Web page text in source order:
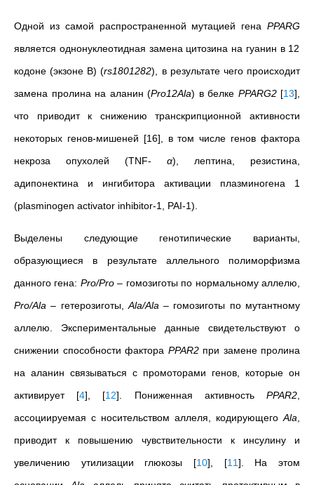
Одной из самой распространенной мутацией гена PPARG
является однонуклеотидная замена цитозина на гуанин в 12
кодоне (экзоне В) (rs1801282), в результате чего происходит
замена пролина на аланин (Pro12Ala) в белке PPARG2 [13]
что приводит к снижению транскрипционной активности
некоторых генов-мишеней [16], в том числе генов фактора
некроза опухолей (TNF- α), лептина, резистина,
адипонектина и ингибитора активации плазминогена 1
(plasminogen activator inhibitor-1, PAI-1).
Выделены следующие генотипические варианты,
образующиеся в результате аллельного полиморфизма
данного гена: Рrо/Рrо– гомозиготы по нормальному аллелю,
Pro/Ala – гетерозиготы, Ala/Ala – гомозиготы по мутантному
аллелю. Экспериментальные данные свидетельствуют о
снижении способности фактора PPAR2при замене пролина
на аланин связываться с промоторами генов, которые он
активирует [4] [12] . Пониженная активностьPPAR2
ассоциируемая с носительством аллеля, кодирующего Ala
приводит к повышению чувствительности к инсулину и
увеличению утилизации глюкозы [10] [11] . На этом